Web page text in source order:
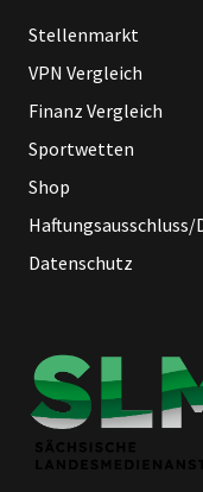
Stellenmarkt
VPN Vergleich
Finanz Vergleich
Sportwetten
Shop
Datenschutz